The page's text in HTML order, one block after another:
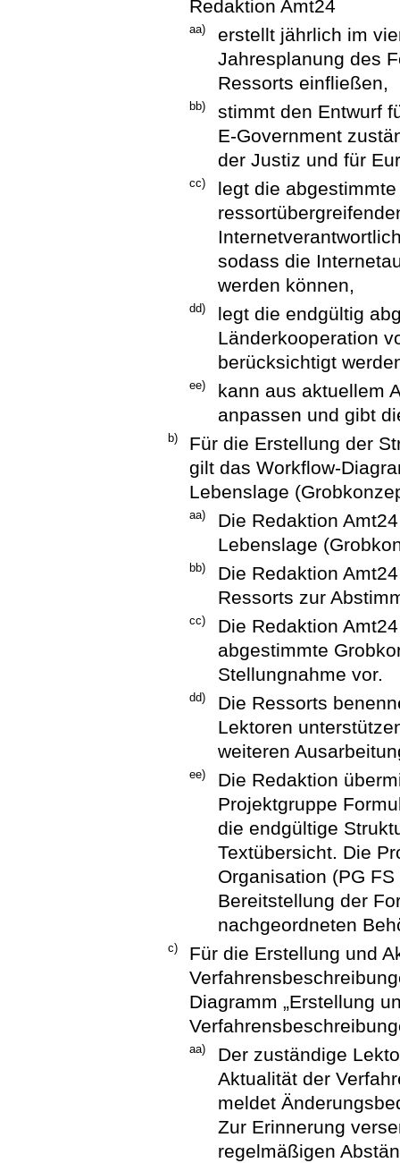
Redaktion Amt24
aa)
erstellt jährlich im
Jahresplanung des
Ressorts einfließen,
bb)
stimmt den Entwurf
E-Government
der Justiz und für
cc)
legt die
sodass die
werden können,
dd)
legt die endgültig
Länderkooperation
berücksichtigt
ee)
kann aus aktuellem
anpassen und gibt
b)
Für die Erstellung der
gilt das Workflow-
Lebenslage
aa)
Die Redaktion
Lebenslage
bb)
Die Redaktion
Ressorts zur
cc)
Die Redaktion
abgestimmte
Stellungnahme vor.
dd)
Die Ressorts
Lektoren
weiteren
ee)
Die Redaktion
Projektgruppe
die endgültige
Textübersicht. Die
Organisation (PG
Bereitstellung der
nachgeordneten
c)
Für die Erstellung und
Diagramm „Erstellung
aa)
Der zuständige
Aktualität der
meldet
Zur Erinnerung
regelmäßigen